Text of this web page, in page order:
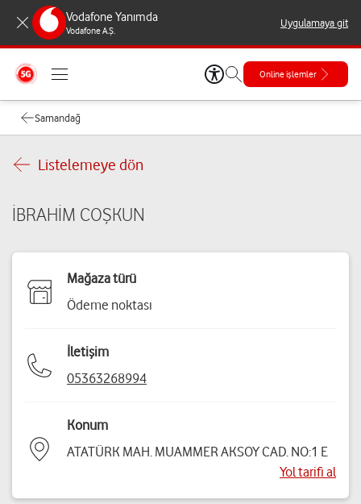
Vodafone Yanımda
Vodafone A.Ş.
Uygulamaya git
Online işlemler
Samandağ
Listelemeye dön
İBRAHİM COŞKUN
Mağaza türü
Ödeme noktası
İletişim
05363268994
Konum
ATATÜRK MAH. MUAMMER AKSOY CAD. NO:1 E
Yol tarifi al